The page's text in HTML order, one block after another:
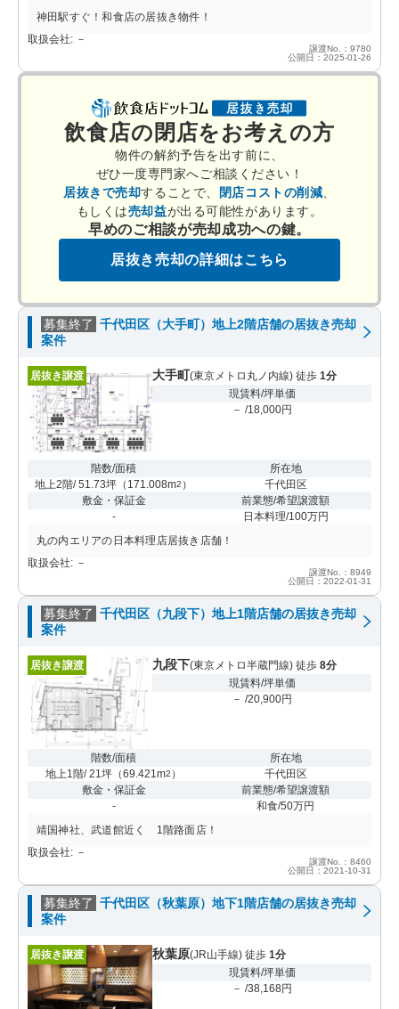
神田駅すぐ！和食店の居抜き物件！
取扱会社: －
譲渡No.：9780
公開日：2025-01-26
飲食店の閉店をお考えの方
物件の解約予告を出す前に、
ぜひ一度専門家へご相談ください！
居抜きで売却することで、 閉店コストの削減
もしくは売却益が出る可能性があります。
早めのご相談が売却成功への鍵。
居抜き売却の詳細はこちら
募集終了 千代田区（大手町）地上2階店舗の居抜き売却
案件
居抜き譲渡 大手町(東京メトロ丸ノ内線) 徒歩 1分
現賃料/坪単価
－ /18,000円
階数/面積
地上2階/ 51.73坪 （ 171.008m2 ）
所在地
千代田区
敷金・保証金
-
前業態/希望譲渡額
日本料理/100万円
丸の内エリアの日本料理店居抜き店舗！
取扱会社: －
譲渡No.：8949
公開日：2022-01-31
募集終了 千代田区（九段下）地上1階店舗の居抜き売却
案件
居抜き譲渡 九段下(東京メトロ半蔵門線) 徒歩 8分
現賃料/坪単価
－ /20,900円
階数/面積
地上1階/ 21坪 （69.421m2 ）
所在地
千代田区
敷金・保証金
-
前業態/希望譲渡額
和食/50万円
靖国神社、武道館近く 1階路面店！
取扱会社: －
譲渡No.：8460
公開日：2021-10-31
募集終了 千代田区（秋葉原）地下1階店舗の居抜き売却
案件
居抜き譲渡 秋葉原(JR山手線) 徒歩 1分
現賃料/坪単価
－ /38,168円